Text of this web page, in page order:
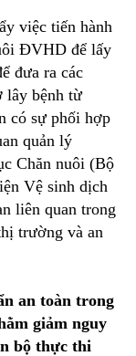
việc tiến hành
ĐVHD để lấy
đưa ra các
lây bệnh từ
có sự phối hợp
quản lý
Chăn nuôi (Bộ
Vệ sinh dịch
liên quan trong
trường và an
an toàn trong
giảm nguy
bộ thực thi